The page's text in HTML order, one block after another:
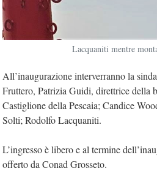
Lacquaniti mentre
All’inaugurazione interverranno la
Fruttero, Patrizia Guidi, direttrice della
Castiglione della Pescaia; Candice
Solti; Rodolfo Lacquaniti.
L’ingresso è libero e al termine
offerto da Conad Grosseto.